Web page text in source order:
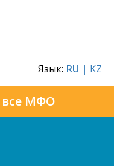
все МФО
Язык: RU | KZ